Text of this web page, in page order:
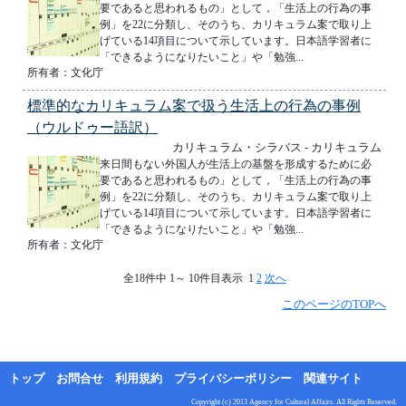
要であると思われるもの」として，「生活上の行為の事
例」を22に分類し、そのうち、カリキュラム案で取り上
げている14項目について示しています。日本語学習者に
「できるようになりたいこと」や「勉強...
所有者：文化庁
標準的なカリキュラム案で扱う生活上の行為の事例
（ウルドゥー語訳）
カリキュラム・シラバス - カリキュラム
来日間もない外国人が生活上の基盤を形成するために必
要であると思われるもの」として，「生活上の行為の事
例」を22に分類し、そのうち、カリキュラム案で取り上
げている14項目について示しています。日本語学習者に
「できるようになりたいこと」や「勉強...
所有者：文化庁
全18件中 1～ 10件目表示 1 2 次へ
このページのTOPへ
トップ お問合せ 利用規約 プライバシーポリシー 関連サイト
Copyright (c) 2013 Agency for Cultural Affairs. All Rights Reserved.